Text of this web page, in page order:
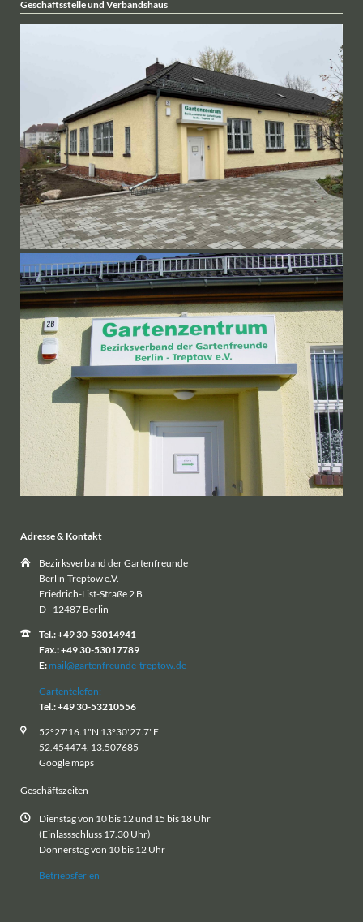
Geschäftsstelle und Verbandshaus
Adresse & Kontakt
Bezirksverband der Gartenfreunde
Berlin-Treptow e.V.
Friedrich-List-Straße 2 B
D - 12487 Berlin
Tel.: +49 30-53014941
Fax.: +49 30-53017789
E: mail@gartenfreunde-treptow.de
Gartentelefon:
Tel.: +49 30-53210556
52°27'16.1"N 13°30'27.7"E
52.454474, 13.507685
Google maps
Geschäftszeiten
Dienstag von 10 bis 12 und 15 bis 18 Uhr
(Einlassschluss 17.30 Uhr)
Donnerstag von 10 bis 12 Uhr
Betriebsferien